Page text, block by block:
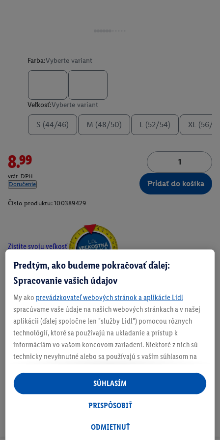
Farba:Vyberte variant
Veľkosť:Vyberte variant
S (44/46) M (48/50) L (52/54) XL (56/
8.99
vrát. DPH
Doručenie
Pridať do košíka
Číslo produktu: 100389429
Zistite svoju veľkosť
O produkte
Podrobnosti o bezpečnosti produktu
Predtým, ako budeme pokračovať ďalej:
Spracovanie vašich údajov
My ako prevádzkovateľ webových stránok a aplikácie Lidl
spracúvame vaše údaje na našich webových stránkach a v našej
aplikácii (ďalej spoločne len "služby Lidl") pomocou rôznych
technológií, ktoré sa používajú na ukladanie a prístup k
informáciám vo vašom koncovom zariadení. Niektoré z nich sú
technicky nevyhnutné alebo sa používajú s vaším súhlasom na
personalizovanú reklamu v rámci služieb Lidl aj mimo nich. Ak
ste účastníkom programu Lidl Plus, na tieto účely sa spracúvajú
aj údaje z vášho nákupného správania v obchode.
následne si vytvoríte účet Lidl Plus alebo sa prihlásite do svojho
ODMIETNUŤ
PRISPÔSOBIŤ
SÚHLASÍM